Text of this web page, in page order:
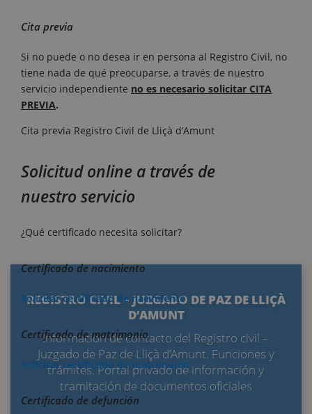
REGISTRO CIVIL – JUZGADO DE PAZ DE LLIÇÀ
D’AMUNT
Información de contacto del Registro civil –
Juzgado de Paz de Lliçà d’Amunt. Funciones y
trámites. Portal privado de información y
tramitación de documentos oficiales
Cita previa
Si no puede o no desea ir en persona al Registro Civil, no
tiene nada de qué preocuparse, a través de nuestro
servicio independiente no es necesario solicitar CITA
PREVIA.
Cita previa Registro Civil de Lliçà d’Amunt
Solicitud online a través de
nuestro servicio
¿Qué certificado necesita solicitar?
Certificado de nacimiento
Solicitar certificado de nacimiento
Certificado de matrimonio
Solicitar certificado de matrimonio
Certificado de defunción